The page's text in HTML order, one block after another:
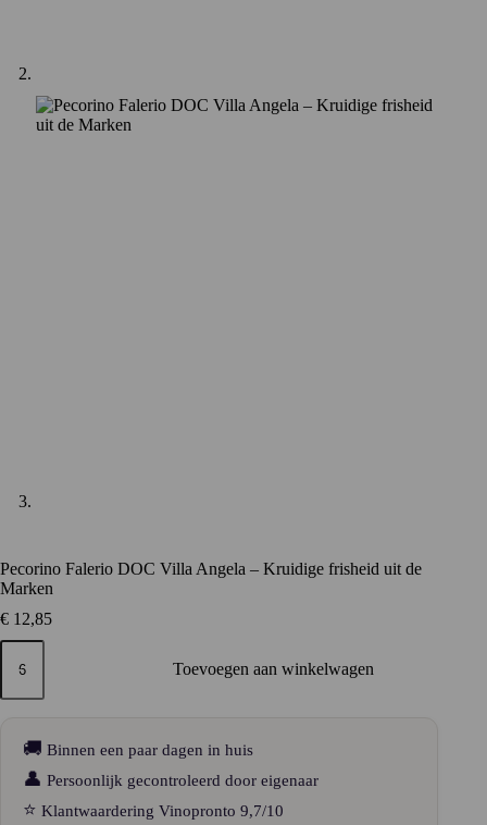
Pecorino Falerio DOC Villa Angela – Kruidige frisheid uit de
Marken
€ 12,85
Pecorino
Falerio
Villa
Kruidige
frisheid
Toevoegen aan winkelwagen
🚚 Binnen een paar dagen in huis
👤 Persoonlijk gecontroleerd door eigenaar
⭐ Klantwaardering Vinopronto 9,7/10